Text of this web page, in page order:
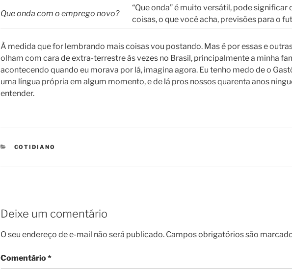
Que onda com o emprego novo?
“Que onda” é muito versátil, pode significar
coisas, o que você acha, previsões para o
À medida que for lembrando mais coisas vou postando. Mas é por essas e
olham com cara de extra-terrestre às vezes no Brasil, principalmente a minha
acontecendo quando eu morava por lá, imagina agora. Eu tenho medo de o
uma língua própria em algum momento, e de lá pros nossos quarenta anos
entender.
CATEGORIES
COTIDIANO
Deixe um comentário
O seu endereço de e-mail não será publicado. Campos obrigatórios são
Comentário*